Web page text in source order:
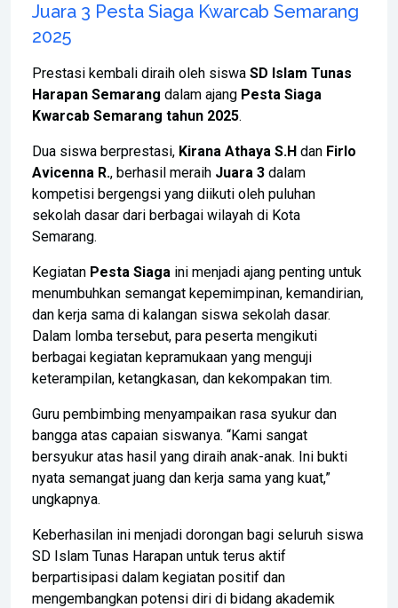
Juara 3 Pesta Siaga Kwarcab Semarang
2025
Prestasi kembali diraih oleh siswa SD Islam Tunas
Harapan Semarang dalam ajang Pesta Siaga
Kwarcab Semarang tahun 2025.
Dua siswa berprestasi, Kirana Athaya S.H dan Firlo
Avicenna R., berhasil meraih Juara 3 dalam
kompetisi bergengsi yang diikuti oleh puluhan
sekolah dasar dari berbagai wilayah di Kota
Semarang.
Kegiatan Pesta Siaga ini menjadi ajang penting untuk
menumbuhkan semangat kepemimpinan, kemandirian,
dan kerja sama di kalangan siswa sekolah dasar.
Dalam lomba tersebut, para peserta mengikuti
berbagai kegiatan kepramukaan yang menguji
keterampilan, ketangkasan, dan kekompakan tim.
Guru pembimbing menyampaikan rasa syukur dan
bangga atas capaian siswanya. “Kami sangat
bersyukur atas hasil yang diraih anak-anak. Ini bukti
nyata semangat juang dan kerja sama yang kuat,”
ungkapnya.
Keberhasilan ini menjadi dorongan bagi seluruh siswa
SD Islam Tunas Harapan untuk terus aktif
berpartisipasi dalam kegiatan positif dan
mengembangkan potensi diri di bidang akademik